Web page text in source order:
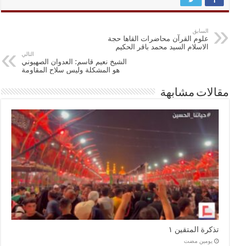
السابق
علوم القرآن محاضرات القاها حجة
الاسلام السيد محمد باقر الحكيم
التالي
الشيخ نعيم قاسم: العدوان الصهيوني
هو المشكلة وليس سلاح المقاومة
مقالات مشابهة
تذكرة المتقين ١
‏يومين مضت